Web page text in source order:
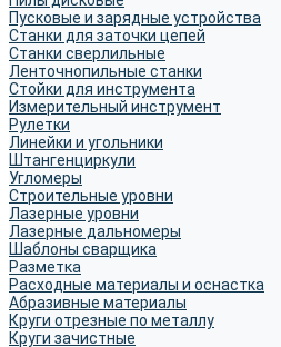
Пусковые и зарядные устройства
Станки для заточки цепей
Станки сверлильные
Ленточнопильные станки
Стойки для инструмента
Измерительный инструмент
Рулетки
Линейки и угольники
Штангенциркули
Угломеры
Строительные уровни
Лазерные уровни
Лазерные дальномеры
Шаблоны сварщика
Разметка
Расходные материалы и оснастка
Абразивные материалы
Круги отрезные по металлу
Круги зачистные